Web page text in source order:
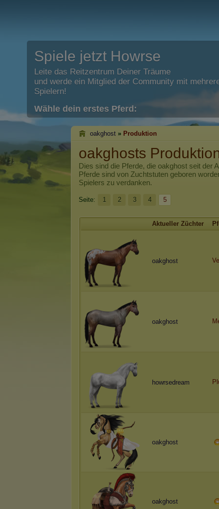
Spiele jetzt Howrse
Leite das Reitzentrum Deiner Träume
und werde ein Mitglied der Community mit
Spielern!
Wähle dein erstes Pferd:
oakghost » Produktion
oakghosts
Dies sind die Pferde, die oakghost seit der
Pferde sind von Zuchtstuten geboren
Spielers zu verdanken.
Seite: 1 2 3 4 5
Aktueller Züchter
oakghost
oakghost
howrsedream
oakghost
oakghost